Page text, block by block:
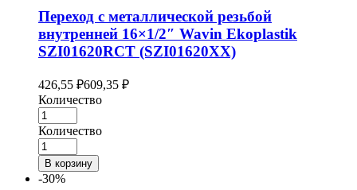
Переход с металлической резьбой
внутренней 16×1/2″ Wavin Ekoplastik
SZI01620RCT (SZI01620XX)
426,55 ₽609,35 ₽
Количество
Количество
В корзину
-30%